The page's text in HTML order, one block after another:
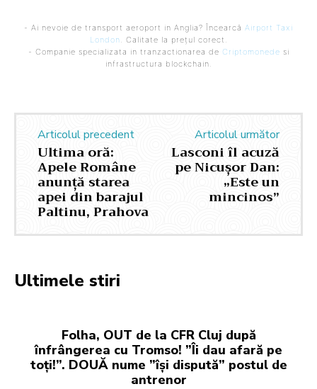
- Ai nevoie de transport aeroport in Anglia? Încearcă Airport Taxi
London. Calitate la prețul corect.
- Companie specializata in tranzactionarea de Criptomonede si
infrastructura blockchain.
Articolul precedent
Ultima oră:
Apele Române
anunță starea
apei din barajul
Paltinu, Prahova
Articolul următor
Lasconi îl acuză
pe Nicușor Dan:
„Este un
mincinos”
Ultimele stiri
Folha, OUT de la CFR Cluj după
înfrângerea cu Tromso! ”Îi dau afară pe
toți!”. DOUĂ nume ”își dispută” postul de
antrenor